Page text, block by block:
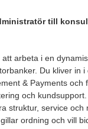
till
arbeta i en
Du kliver in
& Payments och
och
struktur, service och
ordning och vill